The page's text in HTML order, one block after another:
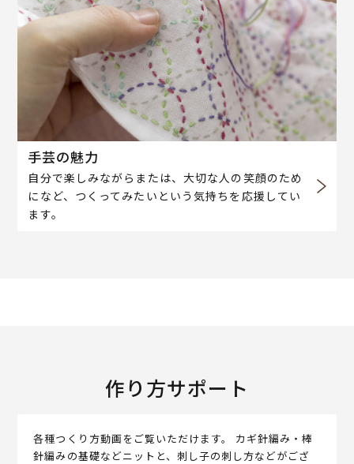
手芸の魅力
自分で楽しみながらまたは、大切な人の笑顔のため
になど、つくってみたいという気持ちを応援してい
ます。
作り方サポート
各種つくり方動画をご覧いただけます。 カギ針編み・棒
針編みの基礎などニットと、刺し子の刺し方などがござ